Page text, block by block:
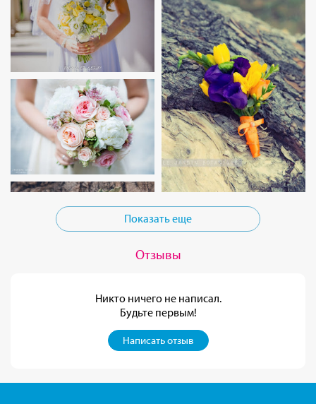
Показать еще
Отзывы
Никто ничего не написал.
Будьте первым!
Написать отзыв